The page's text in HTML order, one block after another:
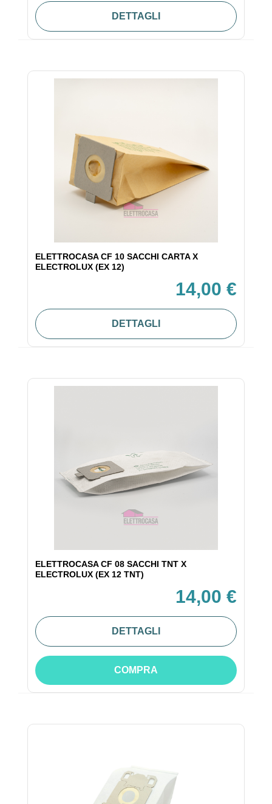
DETTAGLI
ELETTROCASA CF 10 SACCHI CARTA X
ELECTROLUX (EX 12)
14,00 €
DETTAGLI
ELETTROCASA CF 08 SACCHI TNT X
ELECTROLUX (EX 12 TNT)
14,00 €
DETTAGLI
COMPRA